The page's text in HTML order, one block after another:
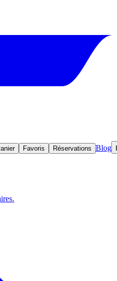
Favoris Réservations Blog